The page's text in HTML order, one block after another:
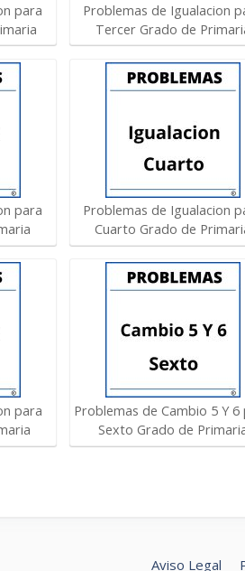
para
para
para
Problemas de Igualacion
Tercer Grado de
Problemas de Igualacion
Cuarto Grado de
Problemas de Cambio 5 Y 6
Sexto Grado de
Aviso Legal